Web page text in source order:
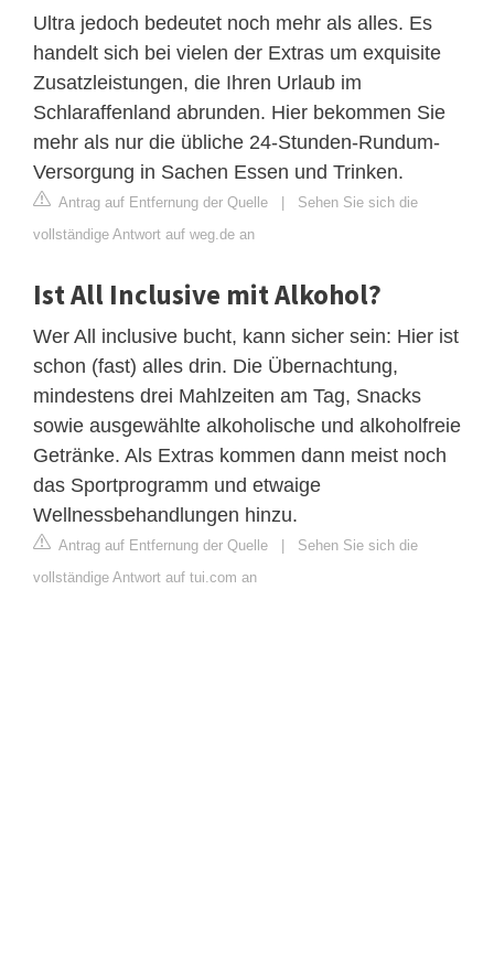
Ultra jedoch bedeutet noch mehr als alles. Es
handelt sich bei vielen der Extras um exquisite
Zusatzleistungen, die Ihren Urlaub im
Schlaraffenland abrunden. Hier bekommen Sie
mehr als nur die übliche 24-Stunden-Rundum-
Versorgung in Sachen Essen und Trinken.
Antrag auf Entfernung der Quelle | Sehen Sie sich die
vollständige Antwort auf weg.de an
Ist All Inclusive mit Alkohol?
Wer All inclusive bucht, kann sicher sein: Hier ist
schon (fast) alles drin. Die Übernachtung,
mindestens drei Mahlzeiten am Tag, Snacks
sowie ausgewählte alkoholische und alkoholfreie
Getränke. Als Extras kommen dann meist noch
das Sportprogramm und etwaige
Wellnessbehandlungen hinzu.
Antrag auf Entfernung der Quelle | Sehen Sie sich die
vollständige Antwort auf tui.com an